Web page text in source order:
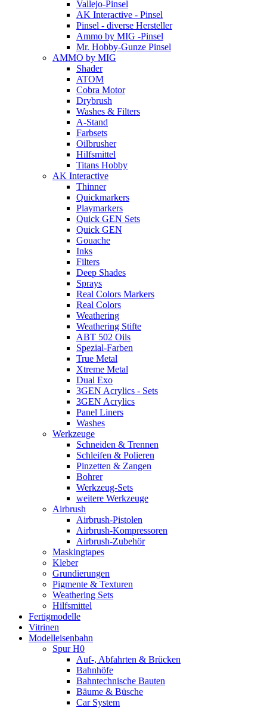
Vallejo-Pinsel
AK Interactive - Pinsel
Pinsel - diverse Hersteller
Ammo by MIG -Pinsel
Mr. Hobby-Gunze Pinsel
AMMO by MIG
Shader
ATOM
Cobra Motor
Drybrush
Washes & Filters
A-Stand
Farbsets
Oilbrusher
Hilfsmittel
Titans Hobby
AK Interactive
Thinner
Quickmarkers
Playmarkers
Quick GEN Sets
Quick GEN
Gouache
Inks
Filters
Deep Shades
Sprays
Real Colors Markers
Real Colors
Weathering
Weathering Stifte
ABT 502 Oils
Spezial-Farben
True Metal
Xtreme Metal
Dual Exo
3GEN Acrylics - Sets
3GEN Acrylics
Panel Liners
Washes
Werkzeuge
Schneiden & Trennen
Schleifen & Polieren
Pinzetten & Zangen
Bohrer
Werkzeug-Sets
weitere Werkzeuge
Airbrush
Airbrush-Pistolen
Airbrush-Kompressoren
Airbrush-Zubehör
Maskingtapes
Kleber
Grundierungen
Pigmente & Texturen
Weathering Sets
Hilfsmittel
Fertigmodelle
Vitrinen
Modelleisenbahn
Spur H0
Auf-, Abfahrten & Brücken
Bahnhöfe
Bahntechnische Bauten
Bäume & Büsche
Car System